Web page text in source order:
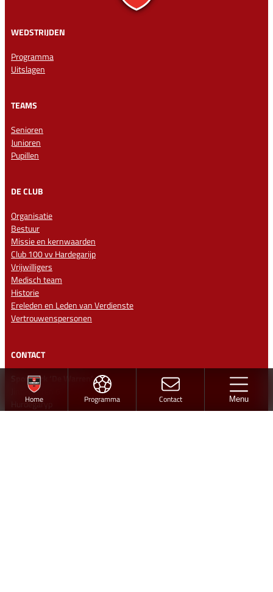
Home Programma Contact Menu
WEDSTRIJDEN
Programma
Uitslagen
TEAMS
Senioren
Junioren
Pupillen
DE CLUB
Organisatie
Bestuur
Missie en kernwaarden
Club 100 vv Hardegarijp
Vrijwilligers
Medisch team
Historie
Ereleden en Leden van Verdienste
Vertrouwenspersonen
CONTACT
Sportpark ‘De Warren’
Jintewarren 6
Hurdegaryp